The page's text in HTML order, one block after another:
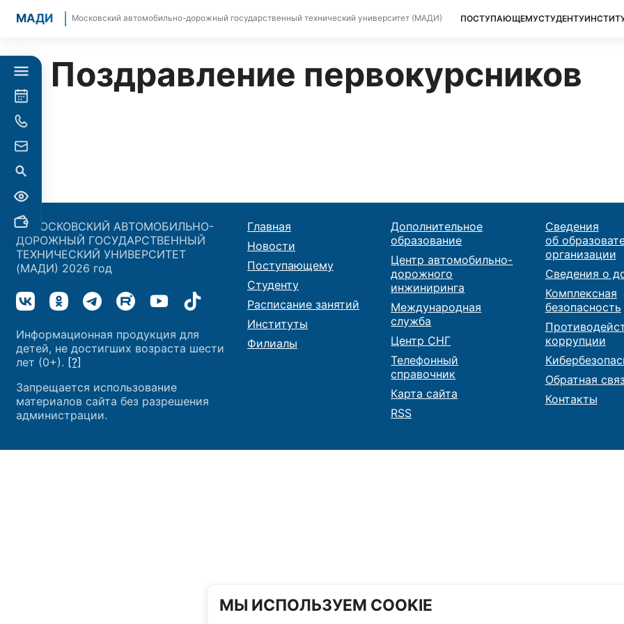
МАДИ Московский автомобильно-дорожный государственный технический университет (МАДИ) ПОСТУПАЮЩЕМУСТУДЕНТУ
Поздравление первокурсников
МЫ ИСПОЛЬЗУЕМ COOKIE
© МОСКОВСКИЙ АВТОМОБИЛЬНО-
ДОРОЖНЫЙ ГОСУДАРСТВЕННЫЙ
ТЕХНИЧЕСКИЙ УНИВЕРСИТЕТ
(МАДИ) 2026 год
Информационная продукция для
детей, не достигших возраста шести
лет (0+). [?]
Запрещается использование
материалов сайта без разрешения
администрации.
Главная
Новости
Поступающему
Студенту
Расписание занятий
Институты
Филиалы
Дополнительное
образование
Центр автомобильно-
дорожного
инжиниринга
Международная
служба
Центр СНГ
Телефонный
справочник
Карта сайта
RSS
Сведения
об
организации
Сведения о
Комплексная
безопасность
коррупции
Обратная
Контакты